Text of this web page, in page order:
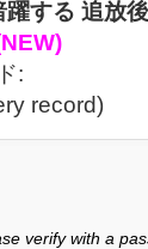
する 追放
:
record)
verify with a